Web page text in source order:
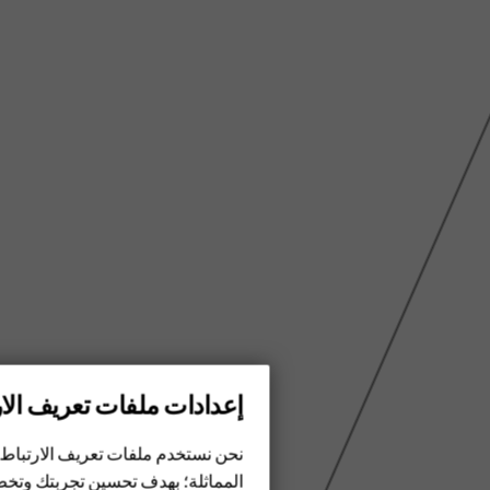
الهواتف الذكية
إعدادات ملفات تعريف
نحن نستخدم ملفات تعريف
المماثلة؛ بهدف تحسين تجربتك